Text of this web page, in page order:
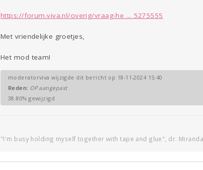
https://forum.viva.nl/overig/vraag-he ... 5275555
Met vriendelijke groetjes,
Het mod team!
moderatorviva wijzigde dit bericht op 18-11-2024 15:40
Reden: OP aangepast
38.80% gewijzigd
"I'm busy holding myself together with tape and glue", dr.